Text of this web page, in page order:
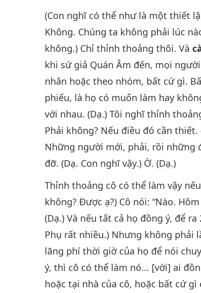
(Con nghĩ có thể như là một thiết
Không. Chúng ta không phải lúc
không.) Chỉ thỉnh thoảng thôi. Và
khi sứ giả Quán Âm đến, mọi
nhân hoặc theo nhóm, bất cứ gì.
phiếu, là họ có muốn làm hay
với nhau. (Dạ.) Tôi nghĩ thỉnh
Phải không? Nếu điều đó cần
Những người mới, phải, rồi những
đỡ. (Dạ. Con nghĩ vậy.) Ờ. (Dạ.)
Thỉnh thoảng cô có thể làm vậy
không? Được ạ?) Cô nói: “Nào.
(Dạ.) Và nếu tất cả họ đồng ý, để
Phụ rất nhiều.) Nhưng không phải
lãng phí thời giờ của họ để nói
ý, thì cô có thể làm nó... [với] ai
hoặc tại nhà của cô, hoặc bất cứ gì